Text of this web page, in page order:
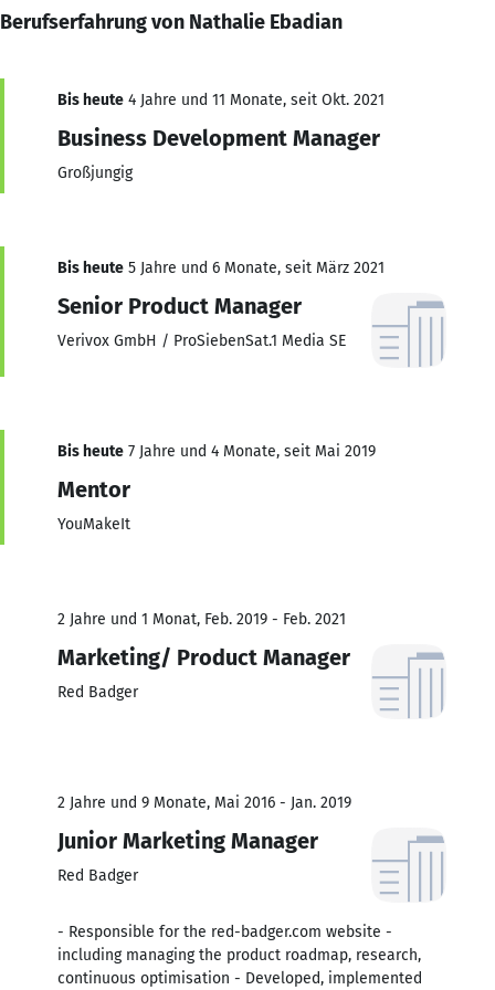
Berufserfahrung von Nathalie Ebadian
Bis heute 4 Jahre und 11 Monate, seit Okt. 2021
Business Development Manager
Großjungig
Bis heute 5 Jahre und 6 Monate, seit März 2021
Senior Product Manager
Verivox GmbH / ProSiebenSat.1 Media SE
Bis heute 7 Jahre und 4 Monate, seit Mai 2019
Mentor
YouMakeIt
2 Jahre und 1 Monat, Feb. 2019 - Feb. 2021
Marketing/ Product Manager
Red Badger
2 Jahre und 9 Monate, Mai 2016 - Jan. 2019
Junior Marketing Manager
Red Badger
- Responsible for the red-badger.com website -
including managing the product roadmap, research,
continuous optimisation - Developed, implemented